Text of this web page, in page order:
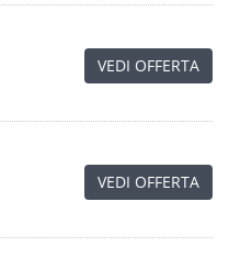
VEDI OFFERTA
VEDI OFFERTA